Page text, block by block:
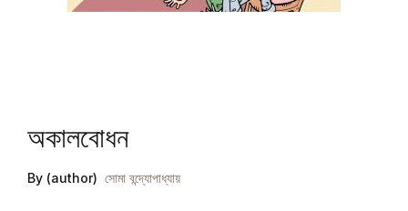
অকালবোধন
By (author) সোমা বন্দ্যোপাধ্যায়